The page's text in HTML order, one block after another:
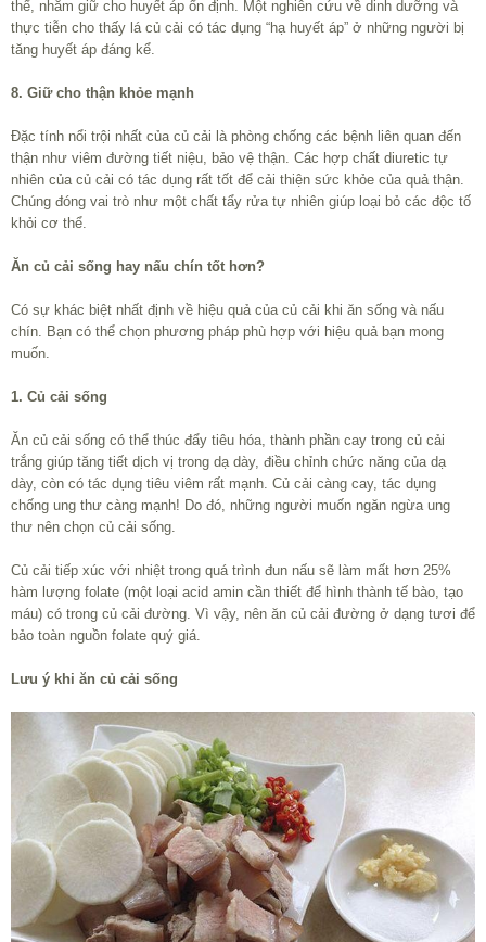
thể, nhằm giữ cho huyết áp ổn định. Một nghiên cứu về dinh dưỡng và
thực tiễn cho thấy lá củ cải có tác dụng “hạ huyết áp” ở những người bị
tăng huyết áp đáng kể.
8. Giữ cho thận khỏe mạnh
Đặc tính nổi trội nhất của củ cải là phòng chống các bệnh liên quan đến
thận như viêm đường tiết niệu, bảo vệ thận. Các hợp chất diuretic tự
nhiên của củ cải có tác dụng rất tốt để cải thiện sức khỏe của quả thận.
Chúng đóng vai trò như một chất tẩy rửa tự nhiên giúp loại bỏ các độc tố
khỏi cơ thể.
Ăn củ cải sống hay nấu chín tốt hơn?
Có sự khác biệt nhất định về hiệu quả của củ cải khi ăn sống và nấu
chín. Bạn có thể chọn phương pháp phù hợp với hiệu quả bạn mong
muốn.
1. Củ cải sống
Ăn củ cải sống có thể thúc đẩy tiêu hóa, thành phần cay trong củ cải
trắng giúp tăng tiết dịch vị trong dạ dày, điều chỉnh chức năng của dạ
dày, còn có tác dụng tiêu viêm rất mạnh. Củ cải càng cay, tác dụng
chống ung thư càng mạnh! Do đó, những người muốn ngăn ngừa ung
thư nên chọn củ cải sống.
Củ cải tiếp xúc với nhiệt trong quá trình đun nấu sẽ làm mất hơn 25%
hàm lượng folate (một loại acid amin cần thiết để hình thành tế bào, tạo
máu) có trong củ cải đường. Vì vậy, nên ăn củ cải đường ở dạng tươi để
bảo toàn nguồn folate quý giá.
Lưu ý khi ăn củ cải sống